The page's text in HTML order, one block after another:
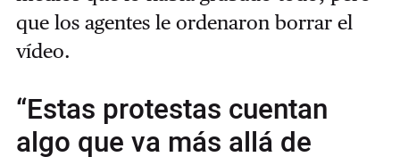
que los agentes le ordenaron borrar el
vídeo.
“Estas protestas cuentan
algo que va más allá de